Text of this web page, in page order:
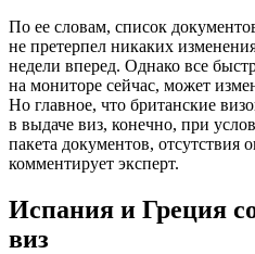
По ее словам, список
не претерпел никаких
недели вперед. Однако все
на мониторе сейчас, может
Но главное, что британские
в выдаче виз, конечно, при
пакета документов,
комментирует эксперт.
Испания и Греция
виз